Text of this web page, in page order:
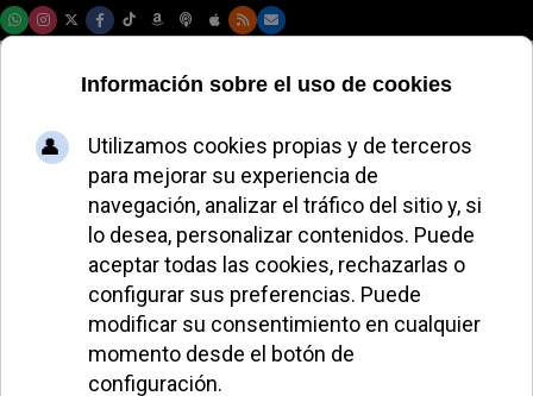
El Papa destituye a
un obispo peruano
por escándalo de
corrupción y abusos